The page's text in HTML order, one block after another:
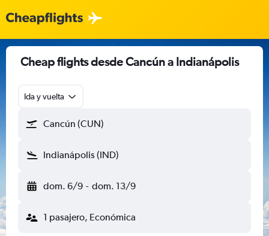
Cheap flights desde Cancún a Indianápolis
Ida y vuelta
Cancún (CUN)
Indianápolis (IND)
dom. 6/9 - dom. 13/9
1 pasajero, Económica